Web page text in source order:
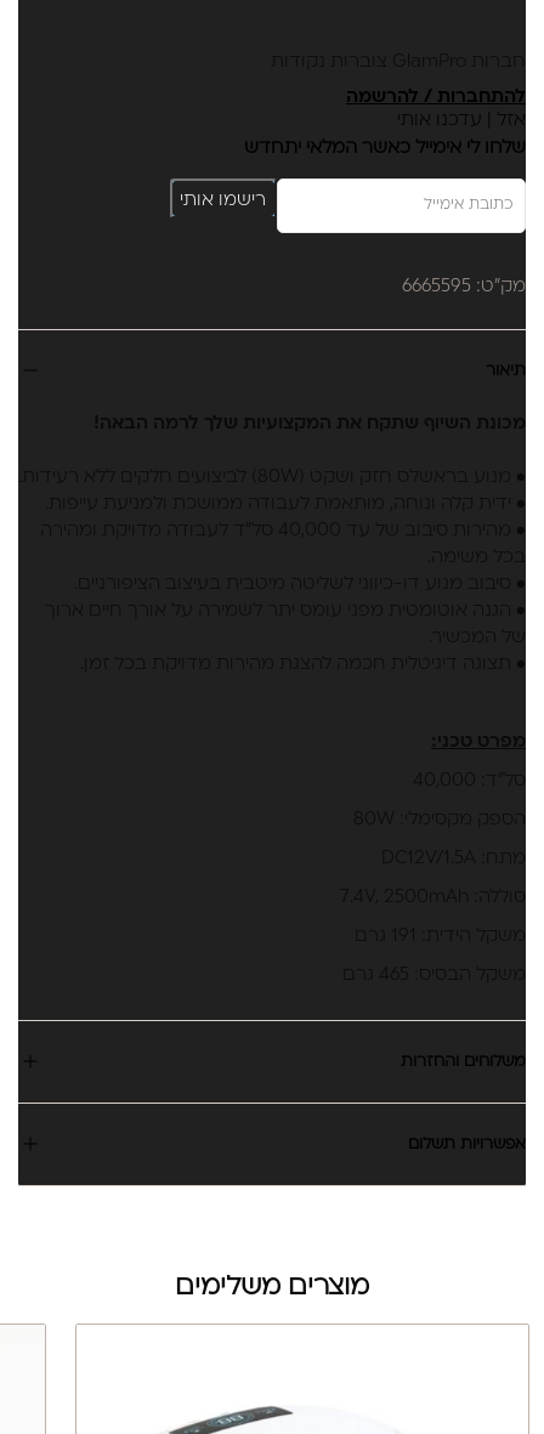
להתחברות / להרשמה
אזל | עדכנו אותי
שלחו לי אימייל כאשר המלאי יתחדש
רישמו אותי
מק"ט: 6665595
תיאור
מכונת השיוף שתקח את המקצועיות שלך לרמה הבאה!
• מנוע בראשלס חזק ושקט (80W) לביצועים חלקים ללא רעידות.
• ידית קלה ונוחה, מותאמת לעבודה ממושכת ולמניעת עייפות.
• מהירות סיבוב של עד 40,000 סל"ד לעבודה מדויקת ומהירה
• סיבוב מנוע דו-כיווני לשליטה מיטבית בעיצוב הציפורניים.
• הגנה אוטומטית מפני עומס יתר לשמירה על אורך חיים ארוך
• תצוגה דיגיטלית חכמה להצגת מהירות מדויקת בכל זמן.
מפרט טכני:
סל”ד: 40,000
משקל הידית: 191 גרם
משלוחים והחזרות
אפשרויות תשלום
מוצרים משלימים